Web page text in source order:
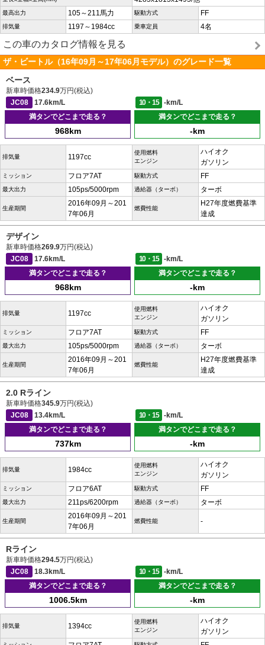
最高出力 105～211馬力 駆動方式 FF
排気量 1197～1984cc 乗車定員 4名
この車のカタログ情報を見る
ザ・ビートル（16年09月～17年06月モデル）のグレード一覧
ベース
新車時価格234.9万円(税込)
JC08
17.6km/L 10・15
-km/L
満タンでどこまで走る？
968km
満タンでどこまで走る？
-km
排気量 1197cc
使用燃料
エンジン
ハイオク
ガソリン
ミッション フロア7AT 駆動方式 FF
最大出力 105ps/5000rpm 過給器（ターボ） ターボ
生産期間
2016年09月～201
7年06月
燃費性能
H27年度燃費基準
達成
デザイン
新車時価格269.9万円(税込)
JC08
17.6km/L 10・15
-km/L
満タンでどこまで走る？
968km
満タンでどこまで走る？
-km
排気量 1197cc
使用燃料
エンジン
ハイオク
ガソリン
ミッション フロア7AT 駆動方式 FF
最大出力 105ps/5000rpm 過給器（ターボ） ターボ
生産期間
2016年09月～201
7年06月
燃費性能
H27年度燃費基準
達成
2.0 Rライン
新車時価格345.9万円(税込)
JC08
13.4km/L 10・15
-km/L
満タンでどこまで走る？
737km
満タンでどこまで走る？
-km
排気量 1984cc
使用燃料
エンジン
ハイオク
ガソリン
ミッション フロア6AT 駆動方式 FF
最大出力 211ps/6200rpm 過給器（ターボ） ターボ
生産期間
2016年09月～201
7年06月
燃費性能 -
Rライン
新車時価格294.5万円(税込)
JC08
18.3km/L 10・15
-km/L
満タンでどこまで走る？
1006.5km
満タンでどこまで走る？
-km
排気量 1394cc
使用燃料
エンジン
ハイオク
ガソリン